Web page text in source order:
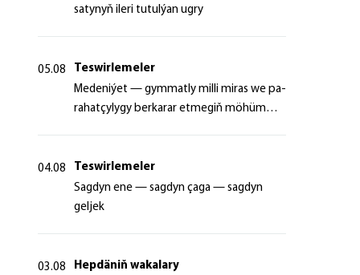
sa­ty­nyň ile­ri tu­tul­ýan ug­ry
05.08
Teswirlemeler
Me­de­ni­ýet — gym­mat­ly milli mi­ras we pa­
ra­hat­çy­ly­gy ber­ka­rar et­me­giň mö­hüm
04.08
Teswirlemeler
Sagdyn ene — sagdyn çaga — sagdyn
geljek
03.08
Hepdäniň wakalary